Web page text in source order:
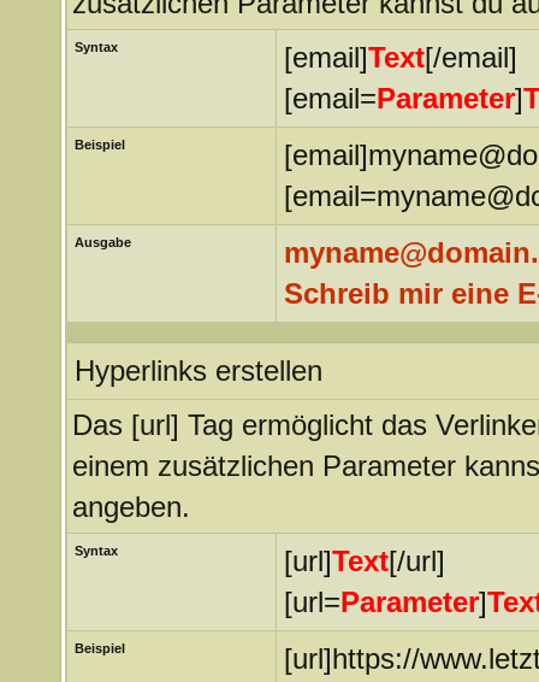
Syntax [email]Text[/email]
[email=Parameter]
Beispiel
Ausgabe
Schreib mir eine
Hyperlinks erstellen
Das [url] Tag ermöglicht das
einem zusätzlichen Parameter
angeben.
Syntax [url]Text[/url]
[url=Parameter]
Beispiel
[url]https://